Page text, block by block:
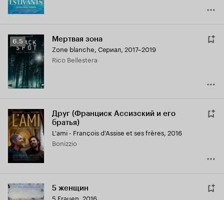
Рейтинг
Кинопоиска
6.5
6.5 Мертвая зона
Zone blanche, Сериал, 2017–2019
Rico Bellestera
Друг (Франциск Ассизский и его
братья)
L'ami - François d'Assise et ses frères, 2016
Bonizzio
5 женщин
5 Frauen, 2016